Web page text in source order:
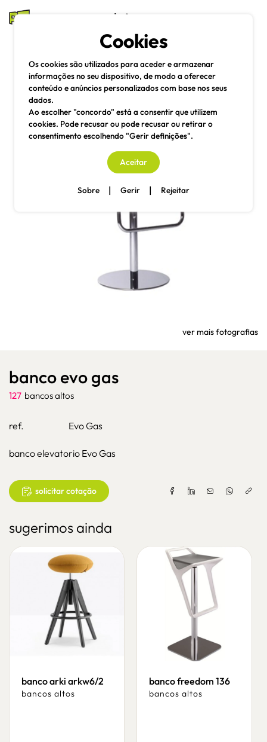
mesas e cadeiras
Pesquisa
ver mais fotografias
banco evo gas
127 bancos altos
ref. Evo Gas
banco elevatorio Evo Gas
solicitar cotação
sugerimos ainda
banco arki arkw6/2
bancos altos
banco freedom 136
bancos altos
Cookies
Os cookies são utilizados para aceder e armazenar
informações no seu dispositivo, de modo a oferecer
conteúdo e anúncios personalizados com base nos seus
dados.
Ao escolher "concordo" está a consentir que utilizem
cookies. Pode recusar ou pode recusar ou retirar o
consentimento escolhendo "Gerir definições".
Aceitar
Sobre | Gerir | Rejeitar